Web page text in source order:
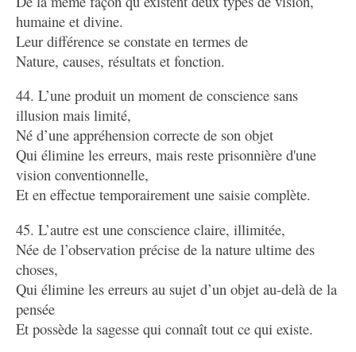
humaine et divine.
Leur différence se constate en termes de
Nature, causes, résultats et fonction.
44. L’une produit un moment de conscience sans
illusion mais limité,
Né d’une appréhension correcte de son objet
Qui élimine les erreurs, mais reste prisonnière d'une
vision conventionnelle,
Et en effectue temporairement une saisie complète.
45. L’autre est une conscience claire, illimitée,
Née de l’observation précise de la nature ultime des
choses,
Qui élimine les erreurs au sujet d’un objet au-delà de la
pensée
Et possède la sagesse qui connaît tout ce qui existe.